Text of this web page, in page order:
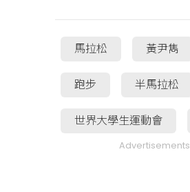
馬拉松 黃尹雋
跑步 半馬拉松
世界大學生運動會
Advertisements